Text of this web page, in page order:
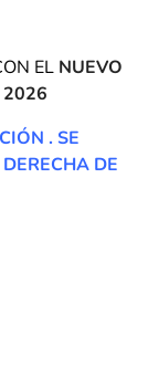
EL NUEVO
2026
. SE
DE